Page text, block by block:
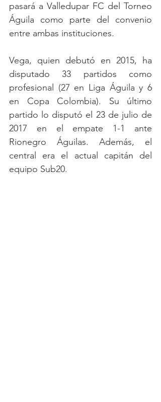
pasará a Valledupar FC del Torneo
Águila como parte del convenio
entre ambas instituciones.
Vega, quien debutó en 2015, ha
disputado 33 partidos como
profesional (27 en Liga Águila y 6
en Copa Colombia). Su último
partido lo disputó el 23 de julio de
2017 en el empate 1-1 ante
Rionegro Águilas. Además, el
central era el actual capitán del
equipo Sub20.